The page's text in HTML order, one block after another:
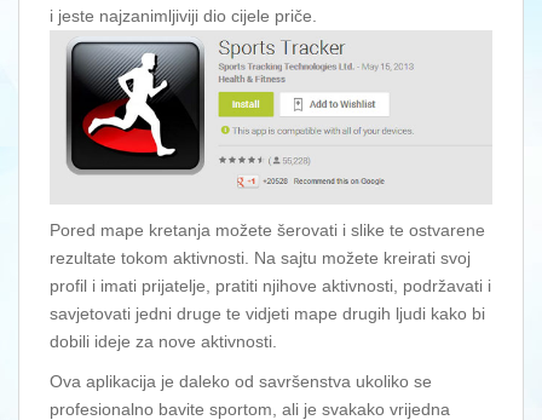
i jeste najzanimljiviji dio cijele priče.
Pored mape kretanja možete šerovati i slike te ostvarene
rezultate tokom aktivnosti. Na sajtu možete kreirati svoj
profil i imati prijatelje, pratiti njihove aktivnosti, podržavati i
savjetovati jedni druge te vidjeti mape drugih ljudi kako bi
dobili ideje za nove aktivnosti.
Ova aplikacija je daleko od savršenstva ukoliko se
profesionalno bavite sportom, ali je svakako vrijedna